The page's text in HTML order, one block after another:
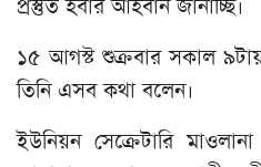
প্রস্তুত হবার আহবান জানাচ্ছি।
১৫ আগস্ট শুক্রবার সকাল
তিনি এসব কথা বলেন।
ইউনিয়ন সেক্রেটারি